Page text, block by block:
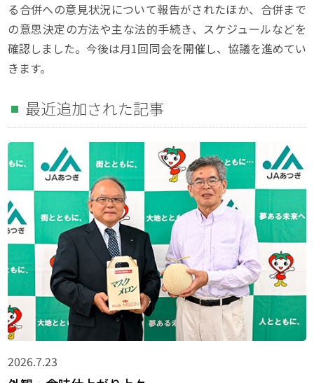
る合併への意見状況について報告がされたほか、合併まで
の意思決定の方法や主な法的手続き、スケジュールなどを
確認しました。今後は月1回同会を開催し、協議を進めてい
きます。
最近追加された記事
2026.7.23